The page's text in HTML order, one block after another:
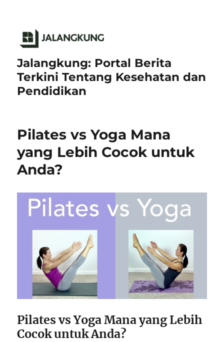
Jalangkung: Portal Berita
Terkini Tentang Kesehatan dan
Pendidikan
Pilates vs Yoga Mana
yang Lebih Cocok untuk
Anda?
Pilates vs Yoga Mana yang Lebih
Cocok untuk Anda?